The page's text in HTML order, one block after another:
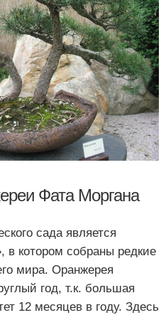
Фата Моргана
сада является
в котором собраны редкие
мира. Оранжерея
год, т.к. большая
12 месяцев в году. Здесь